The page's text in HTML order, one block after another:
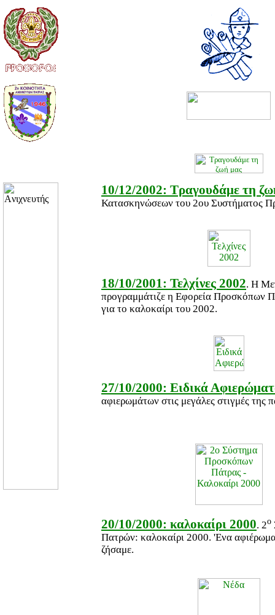
10/12/2002: Τραγουδάμε τη
Κατασκηνώσεων του 2ου Συστήματος
18/10/2001: Τελχίνες 2002. Η
προγραμμάτιζε η Εφορεία Προσκόπων
για το καλοκαίρι του 2002.
27/10/2000: Ειδικά
αφιερωμάτων στις μεγάλες στιγμές της
20/10/2000: καλοκαίρι 2000. 2ο
Πατρών: καλοκαίρι 2000. 'Ενα αφιέρωμα
ζήσαμε.